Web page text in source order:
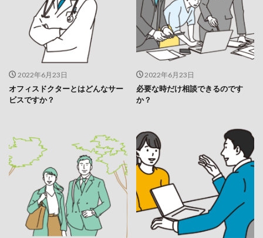
2022年6月23日
オフィスドクターとはどんなサー
ビスですか？
2022年6月23日
必要な時だけ相談できるのです
か？